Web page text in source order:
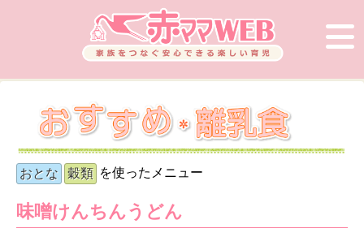
おとな 穀類 を使ったメニュー
味噌けんちんうどん